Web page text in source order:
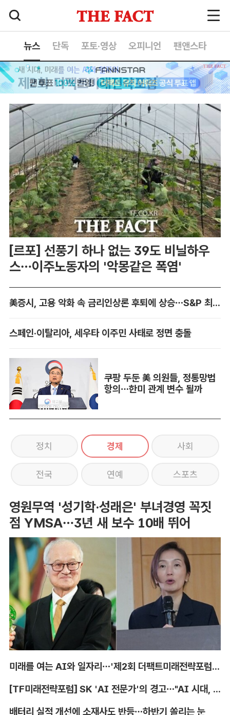
뉴스 단독 포토·영상 오피니언 팬앤스타
[르포] 선풍기 하나 없는 39도 비닐하우
스…이주노동자의 '악몽같은 폭염'
美증시, 고용 악화 속 금리인상론 후퇴에 상승…S&P 최고치 경신
스페인·이탈리아, 세우타 이주민 사태로 정면 충돌
쿠팡 두둔 美 의원들, 정통망법
항의…한미 관계 변수 될까
정치 경제 사회
전국 연예 스포츠
영원무역 '성기학·성래은' 부녀경영 꼭짓
점 YMSA…3년 새 보수 10배 뛰어
미래를 여는 AI와 일자리…'제2회 더팩트미래전략포럼' 참가 신청
[TF미래전략포럼] SK 'AI 전문가'의 경고…"AI 시대, 인재 격차 더 커진다"
배터리 실적 개선에 소재사도 반등…하반기 쏠리는 눈